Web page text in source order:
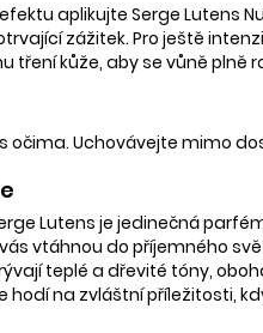
aplikujte Serge Lutens
zážitek. Pro ještě
tření kůže, aby se vůně plně
očima. Uchovávejte mimo
Lutens je jedinečná
vtáhnou do příjemného
teplé a dřevité tóny,
hodí na zvláštní příležitosti,